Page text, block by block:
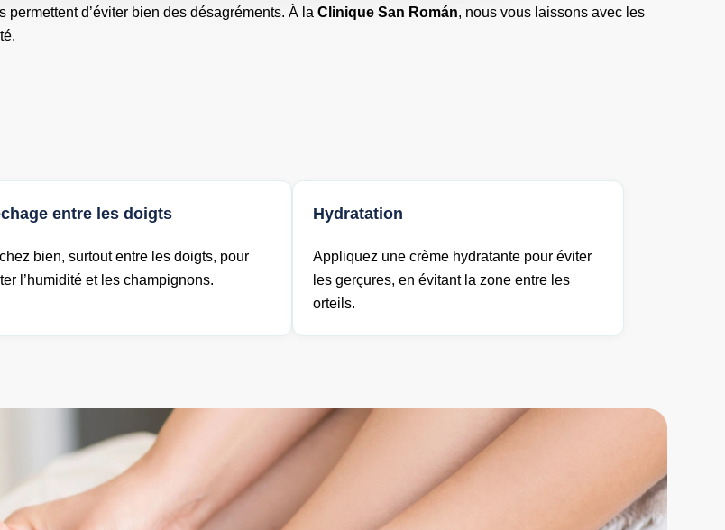
d’éviter bien des désagréments. À la Clinique San Román, nous vous laissons avec les
entre les doigts
bien, surtout entre les doigts, pour
l’humidité et les champignons.
Hydratation
Appliquez une crème hydratante pour éviter
les gerçures, en évitant la zone entre les
orteils.